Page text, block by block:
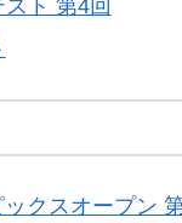
ト 第4回
クスオープン